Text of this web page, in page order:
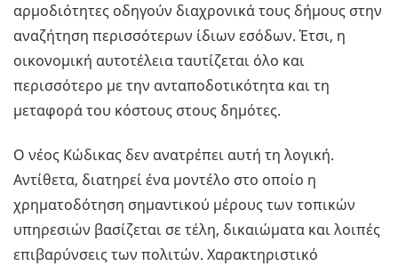
αρμοδιότητες οδηγούν διαχρονικά τους δήμους στην
αναζήτηση περισσότερων ίδιων εσόδων. Έτσι, η
οικονομική αυτοτέλεια ταυτίζεται όλο και
περισσότερο με την ανταποδοτικότητα και τη
μεταφορά του κόστους στους δημότες.
Ο νέος Κώδικας δεν ανατρέπει αυτή τη λογική.
Αντίθετα, διατηρεί ένα μοντέλο στο οποίο η
χρηματοδότηση σημαντικού μέρους των τοπικών
υπηρεσιών βασίζεται σε τέλη, δικαιώματα και λοιπές
επιβαρύνσεις των πολιτών. Χαρακτηριστικό